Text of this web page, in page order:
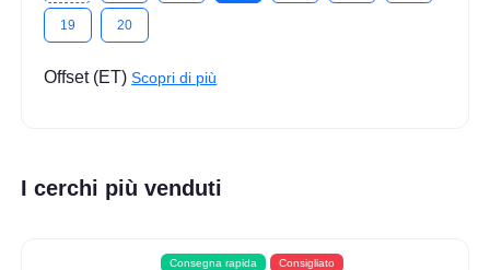
19 20
Offset (ET)Scopri di più
I cerchi più venduti
Consegna rapida Consigliato